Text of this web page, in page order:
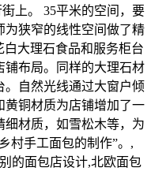
上。 35平米的空间，要
为狭窄的线性空间做了精
白大理石食品和服务柜台
铺布局。同样的大理石材
。自然光线通过大窗户倾
黄铜材质为店铺增加了一
细材质，如雪松木等，为
村手工面包的制作”。,
的面包店设计,北欧面包